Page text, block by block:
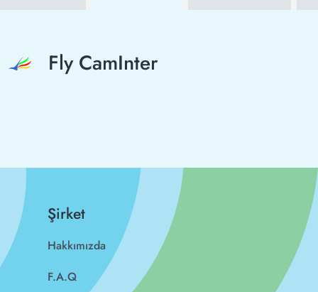
Fly CamInter
Şirket
Hakkımızda
F.A.Q